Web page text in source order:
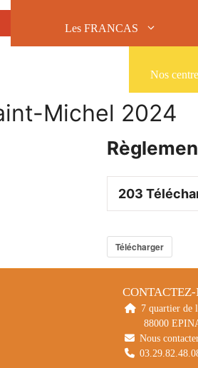
Les FRANCAS
Nos
Michel 2024
203
Télécharger
7 quartier de
88000
Nous